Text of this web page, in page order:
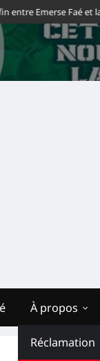
Faé et la Côte
À propos
Réclamation